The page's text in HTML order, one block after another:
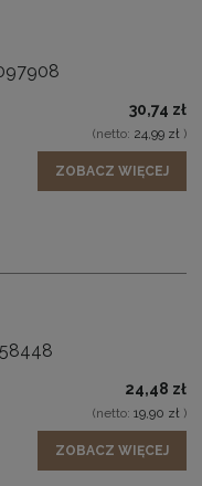
30,74 zł
(netto: 24,99 zł )
ZOBACZ WIĘCEJ
24,48 zł
(netto: 19,90 zł )
ZOBACZ WIĘCEJ